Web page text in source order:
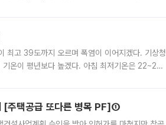
최고 39도까지 오르며 폭염이 이어지겠다. 기상청
기온이 평년보다 높겠다. 아침 최저기온은 22~27
[주택공급 또다른 병목 PF]①